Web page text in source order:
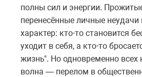
полны сил и энергии.
перенесённые личные
характер: кто-то становится
уходит в себя, а кто-то
жизнь". Но одновременно всех
волна — перелом в